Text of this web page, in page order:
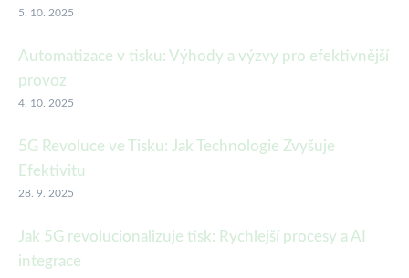
5. 10. 2025
Automatizace v tisku: Výhody a výzvy pro efektivnější
provoz
4. 10. 2025
5G Revoluce ve Tisku: Jak Technologie Zvyšuje
Efektivitu
28. 9. 2025
Jak 5G revolucionalizuje tisk: Rychlejší procesy a AI
integrace